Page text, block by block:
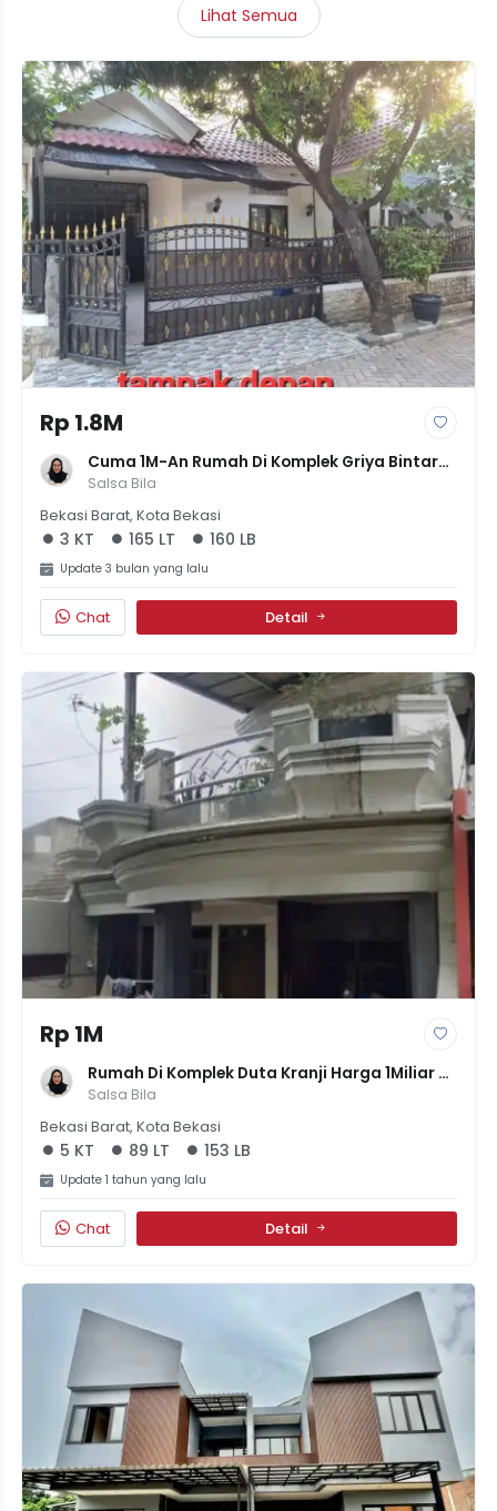
Lihat Semua
Rp 1.8M
Cuma 1M-An Rumah Di Komplek Griya Bintara
3Kamar Tanah165
Salsa Bila
Bekasi Barat, Kota Bekasi
3 KT 165 LT 160 LB
Update 3 bulan yang lalu
Chat Detail
Rp 1M
Rumah Di Komplek Duta Kranji Harga 1Miliar
5Kamar Luas 153meter
Salsa Bila
Bekasi Barat, Kota Bekasi
5 KT 89 LT 153 LB
Update 1 tahun yang lalu
Chat Detail